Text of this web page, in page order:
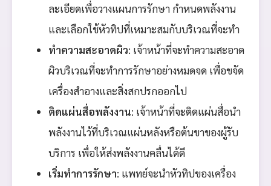
ละเอียดเพื่อวางแผนการรักษา กำหนดพลังงาน
และเลือกใช้หัวทิปที่เหมาะสมกับบริเวณที่จะทำ
ทำความสะอาดผิว: เจ้าหน้าที่จะทำความสะอาด
ผิวบริเวณที่จะทำการรักษาอย่างหมดจด เพื่อขจัด
เครื่องสำอางและสิ่งสกปรกออกไป
ติดแผ่นสื่อพลังงาน: เจ้าหน้าที่จะติดแผ่นสื่อนำ
พลังงานไว้ที่บริเวณแผ่นหลังหรือต้นขาของผู้รับ
บริการ เพื่อให้ส่งพลังงานคลื่นได้ดี
เริ่มทำการรักษา: แพทย์จะนำหัวทิปของเครื่อง